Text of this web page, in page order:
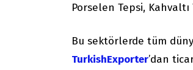
Porselen Tepsi, Kahvaltı
Bu sektörlerde tüm
TurkishExporter’dan